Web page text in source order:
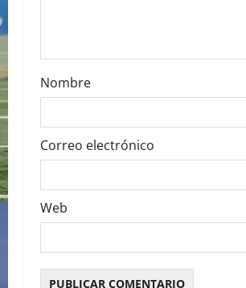
Nombre
Correo electrónico
Web